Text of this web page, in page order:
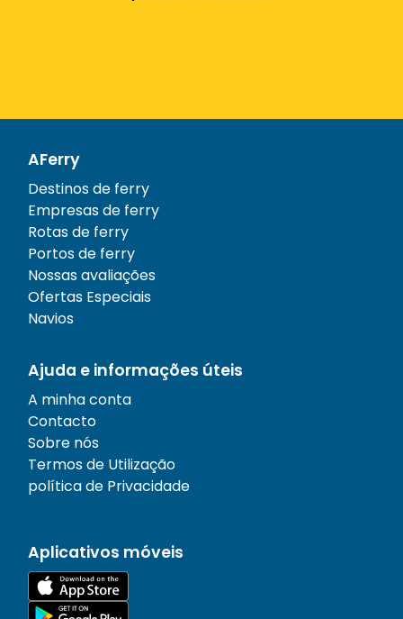
AFerry
Destinos de ferry
Empresas de ferry
Rotas de ferry
Portos de ferry
Nossas avaliações
Ofertas Especiais
Navios
Ajuda e informações úteis
A minha conta
Contacto
Sobre nós
Termos de Utilização
política de Privacidade
Aplicativos móveis